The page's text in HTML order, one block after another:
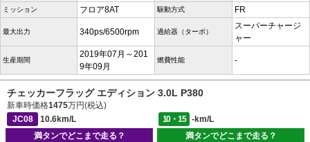
ミッション フロア8AT 駆動方式 FR
最大出力 340ps/6500rpm 過給器（ターボ）
スーパーチャージ
ャー
生産期間
2019年07月～201
9年09月
燃費性能 -
チェッカーフラッグ エディション 3.0L P380
新車時価格1475万円(税込)
JC08
10.6km/L 10・15
-km/L
満タンでどこまで走る？
満タンでどこまで走る？